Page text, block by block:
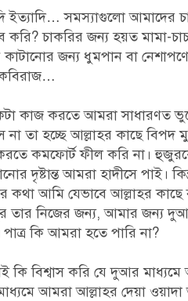
ইত্যাদি… সমস্যাগুলো
চাকরির জন্য হয়ত মামা-
কাটানোর জন্য ধুমপান বা
কবিরাজ…
কাজ করতে আমরা সাধারণত
না তা হচ্ছেআল্লাহর কাছে বিপদ
কমফোর্ট ফীল করি না।
দৃষ্টান্ত আমরা হাদীসে
কথা আমি যেভাবে আল্লাহর
তার নিজের জন্য, আমার জন্য দুআ
কি আমরা হতে পারি না?
বিশ্বাস করি যে দুআর
আমরা আল্লাহর দেয়া